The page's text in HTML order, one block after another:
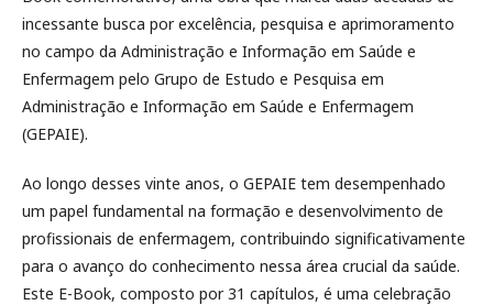
incessante busca por excelência, pesquisa e aprimoramento
no campo da Administração e Informação em Saúde e
Enfermagem pelo Grupo de Estudo e Pesquisa em
Administração e Informação em Saúde e Enfermagem
(GEPAIE).
Ao longo desses vinte anos, o GEPAIE tem desempenhado
um papel fundamental na formação e desenvolvimento de
profissionais de enfermagem, contribuindo significativamente
para o avanço do conhecimento nessa área crucial da saúde.
Este E-Book, composto por 31 capítulos, é uma celebração